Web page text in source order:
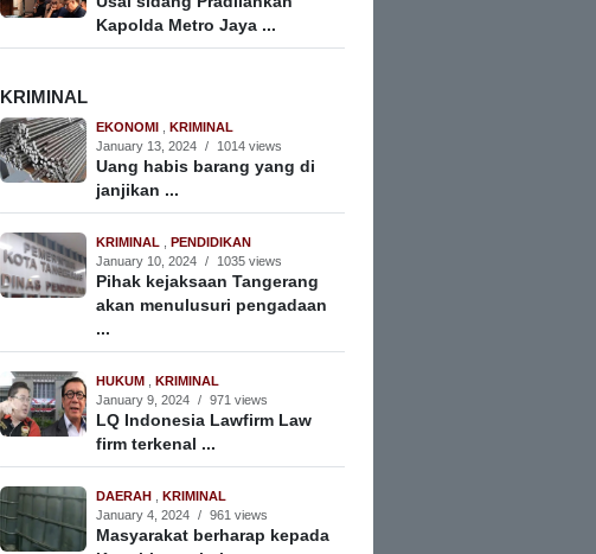
Kapolda Metro Jaya ...
KRIMINAL
EKONOMI
KRIMINAL
January 13, 2024 / 1014 views
Uang habis barang yang di
janjikan ...
KRIMINAL
PENDIDIKAN
January 10, 2024 / 1035 views
Pihak kejaksaan Tangerang
akan menulusuri pengadaan
...
HUKUM
KRIMINAL
January 9, 2024 / 971 views
LQ Indonesia Lawfirm Law
firm terkenal ...
DAERAH
KRIMINAL
January 4, 2024 / 961 views
Masyarakat berharap kepada